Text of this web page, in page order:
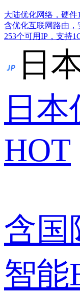
大陆优化网络，硬件
含优化互联网路由，
253个可用IP，支持
日
日
HOT
含国
智能